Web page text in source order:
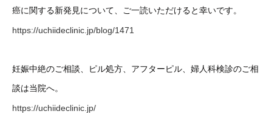
癌に関する新発見について、ご一読いただけると幸いです。
https://uchiideclinic.jp/blog/1471
妊娠中絶のご相談、ピル処方、アフターピル、婦人科検診のご相
談は当院へ。
https://uchiideclinic.jp/